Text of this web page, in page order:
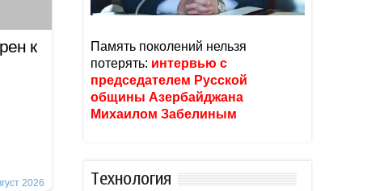
к
2026
Память поколений нельзя
потерять: интервью с
председателем Русской
общины Азербайджана
Михаилом Забелиным
Тexнoлoгия